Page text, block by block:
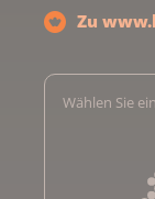
Zu
Wählen Sie